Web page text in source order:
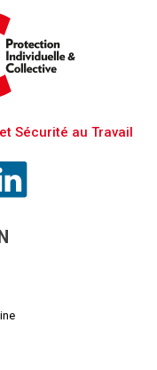
Sécurité au Travail